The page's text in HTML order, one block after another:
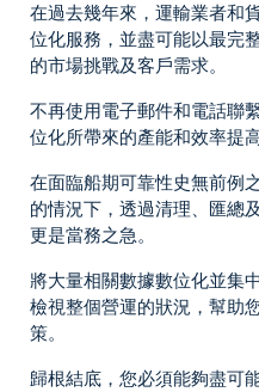
在過去幾年來，運輸業者和
位化服務，並盡可能以最完
的市場挑戰及客戶需求。
不再使用電子郵件和電話聯
位化所帶來的產能和效率提
在面臨船期可靠性史無前例
的情況下，透過清理、匯總
更是當務之急。
將大量相關數據數位化並集
檢視整個營運的狀況，幫助
策。
歸根結底，您必須能夠盡可